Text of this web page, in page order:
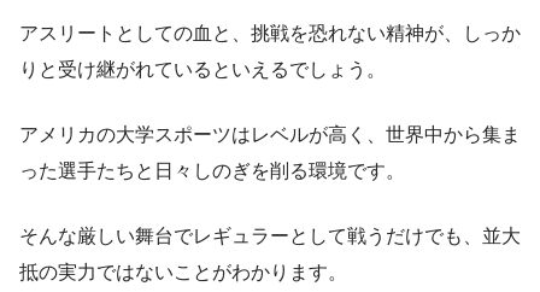
アスリートとしての血と、挑戦を恐れない精神が、しっか
りと受け継がれているといえるでしょう。
アメリカの大学スポーツはレベルが高く、世界中から集ま
った選手たちと日々しのぎを削る環境です。
そんな厳しい舞台でレギュラーとして戦うだけでも、並大
抵の実力ではないことがわかります。